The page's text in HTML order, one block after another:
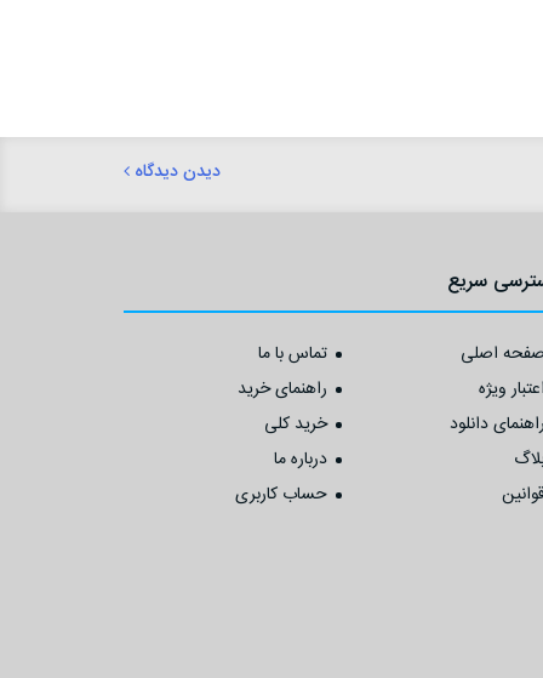
دیدن دیدگاه
سریع
صفحه اصلی
تماس با ما
اعتبار ویژه
راهنمای خرید
راهنمای دانلود
خرید کلی
درباره ما
قوانین
حساب کاربری